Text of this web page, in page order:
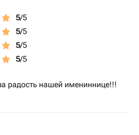
5/5
5/5
5/5
5/5
радость нашей имениннице!!!